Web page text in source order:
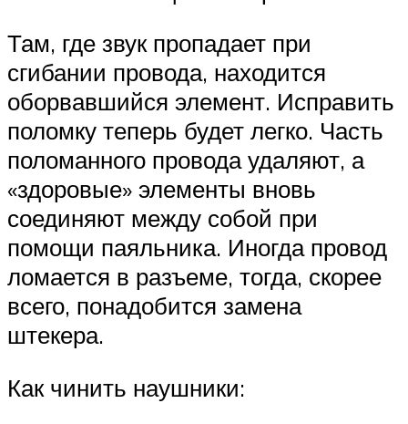
Там, где звук пропадает при
сгибании провода, находится
оборвавшийся элемент. Исправить
поломку теперь будет легко. Часть
поломанного провода удаляют, а
«здоровые» элементы вновь
соединяют между собой при
помощи паяльника. Иногда провод
ломается в разъеме, тогда, скорее
всего, понадобится замена
штекера.
Как чинить наушники: